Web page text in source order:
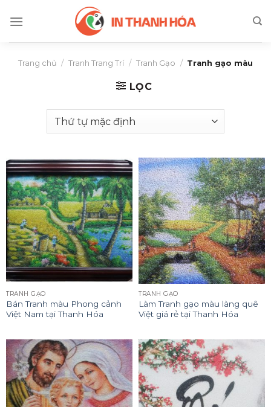
Trang chủ / Tranh Trang Trí / Tranh Gạo / Tranh gạo màu
LỌC
TRANH GẠO
Bán Tranh màu Phong cảnh
Việt Nam tại Thanh Hóa
TRANH GẠO
Làm Tranh gạo màu làng quê
Việt giá rẻ tại Thanh Hóa